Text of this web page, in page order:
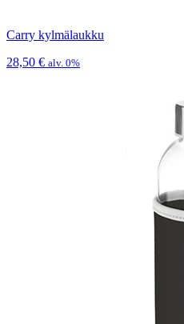
Carry kylmälaukku
28,50 € alv. 0%